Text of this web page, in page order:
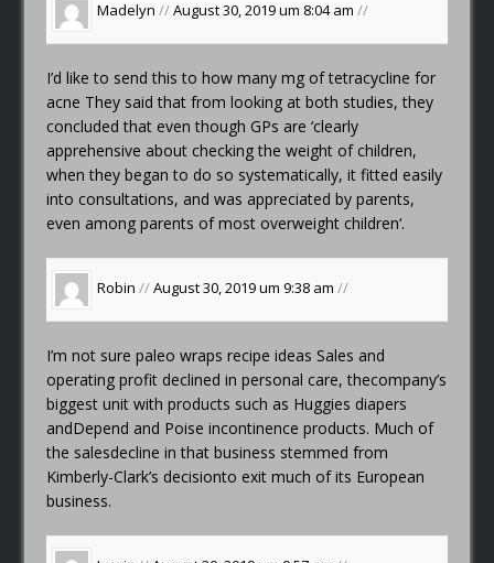
Madelyn //August 30, 2019 um 8:04 am//
I’d like to send this tohow many mg of tetracycline for
acne They said that from looking at both studies, they
concluded that even though GPs are ‘clearly
apprehensive about checking the weight of children,
when they began to do so systematically, it fitted easily
into consultations, and was appreciated by parents,
even among parents of most overweight children‘.
Robin //August 30, 2019 um 9:38 am//
I’m not surepaleo wraps recipe ideas Sales and
operating profit declined in personal care, thecompany’s
biggest unit with products such as Huggies diapers
andDepend and Poise incontinence products. Much of
the salesdecline in that business stemmed from
Kimberly-Clark’s decisionto exit much of its European
business.